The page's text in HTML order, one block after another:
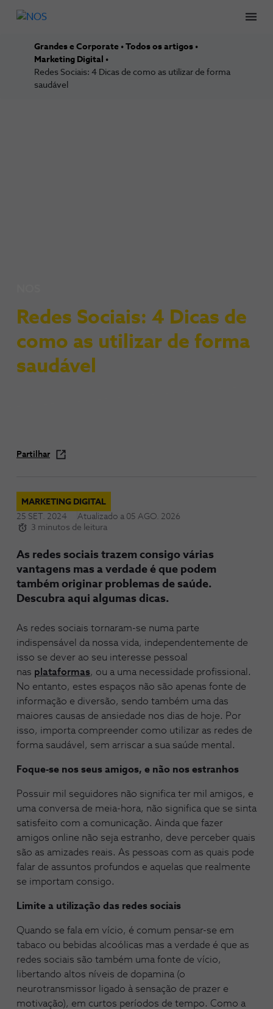
Grandes e Corporate
Todos os artigos
Marketing Digital
Redes Sociais: 4 Dicas de como as utilizar de forma
saudável
Redes Sociais: 4 Dicas de
como as utilizar de forma
saudável
Partilhar
MARKETING DIGITAL
25 SET. 2024
Atualizado a 05 AGO. 2026
3 minutos de leitura
As redes sociais trazem consigo várias
vantagens mas a verdade é que podem
também originar problemas de saúde.
Descubra aqui algumas dicas.
As redes sociais tornaram-se numa parte
indispensável da nossa vida, independentemente de
isso se dever ao seu interesse pessoal
nas plataformas, ou a uma necessidade profissional.
No entanto, estes espaços não são apenas fonte de
informação e diversão, sendo também uma das
maiores causas de ansiedade nos dias de hoje. Por
isso, importa compreender como utilizar as redes de
forma saudável, sem arriscar a sua saúde mental.
Foque-se nos seus amigos, e não nos estranhos
Possuir mil seguidores não significa ter mil amigos, e
uma conversa de meia-hora, não significa que se sinta
satisfeito com a comunicação. Ainda que fazer
amigos online não seja estranho, deve perceber quais
são as amizades reais. As pessoas com as quais pode
falar de assuntos profundos e aquelas que realmente
se importam consigo.
Limite a utilização das redes sociais
Quando se fala em vício, é comum pensar-se em
tabaco ou bebidas alcoólicas mas a verdade é que as
redes sociais são também uma fonte de vício,
libertando altos níveis de dopamina (o
neurotransmissor ligado à sensação de prazer e
motivação), em curtos períodos de tempo. Como a